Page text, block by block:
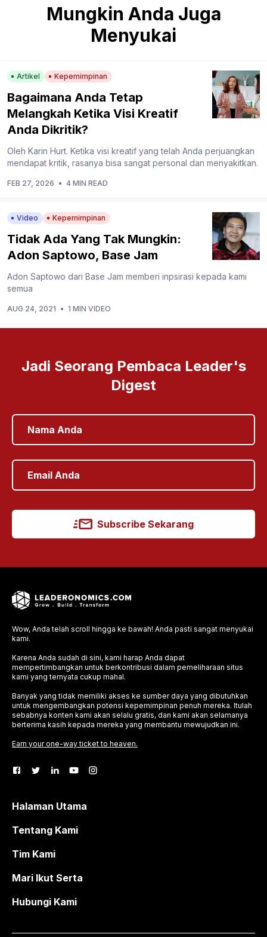
Mungkin Anda Juga
Menyukai
Artikel Kepemimpinan
Bagaimana Anda Tetap
Melangkah Ketika Visi Kreatif
Anda Dikritik?
Oleh Karin Hurt. Ketika visi kreatif yang telah Anda perjuangkan
mendapat kritik, rasanya bisa sangat personal dan menyakitkan.
FEB 27, 2026 • 4 MIN READ
Video Kepemimpinan
Tidak Ada Yang Tak Mungkin:
Adon Saptowo, Base Jam
Adon Saptowo dari Base Jam memberi inpsirasi kepada kami
semua
AUG 24, 2021 • 1 MIN VIDEO
Jadi Seorang Pembaca Leader's
Digest
Subscribe Sekarang
Wow, Anda telah scroll hingga ke bawah! Anda pasti sangat menyukai
kami.
Karena Anda sudah di sini, kami harap Anda dapat
mempertimbangkan untuk berkontribusi dalam pemeliharaan situs
kami yang ternyata cukup mahal.
Banyak yang tidak memiliki akses ke sumber daya yang dibutuhkan
untuk mengembangkan potensi kepemimpinan penuh mereka. Itulah
sebabnya konten kami akan selalu gratis, dan kami akan selamanya
berterima kasih kepada mereka yang membantu mewujudkan ini.
Earn your one-way ticket to heaven.
Halaman Utama
Tentang Kami
Tim Kami
Mari Ikut Serta
Hubungi Kami